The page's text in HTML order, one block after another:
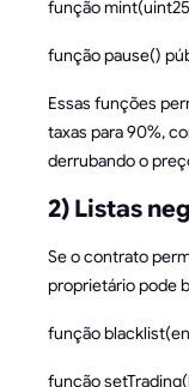
função
função pause()
Essas funções
taxas para 90%,
derrubando o
2) Listas
Se o contrato
proprietário pode
função
função